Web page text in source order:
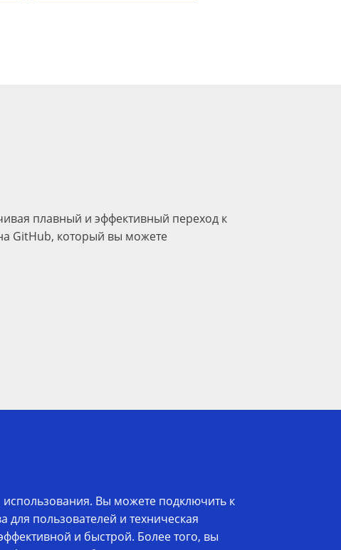
плавный и эффективный переход к
GitHub, который вы можете
Вы можете подключить к
пользователей и техническая
и быстрой. Более того, вы